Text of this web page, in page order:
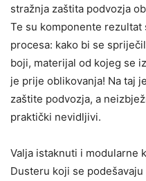
stražnja zaštita podvozja
Te su komponente
procesa: kako bi se
boji, materijal od kojeg se
je prije oblikovanja! Na taj
zaštite podvozja, a
praktički nevidljivi.
Valja istaknuti i modularne
Dusteru koji se